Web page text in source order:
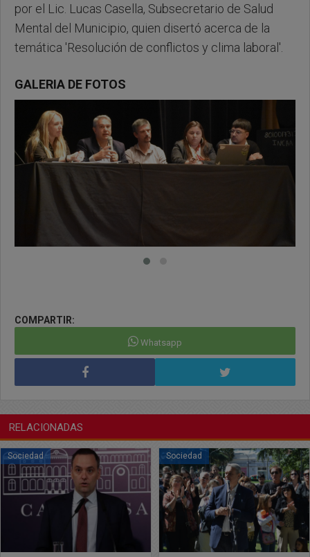
por el Lic. Lucas Casella, Subsecretario de Salud
Mental del Municipio, quien disertó acerca de la
temática 'Resolución de conflictos y clima laboral'.
GALERIA DE FOTOS
COMPARTIR:
Whatsapp
RELACIONADAS
Sociedad Sociedad